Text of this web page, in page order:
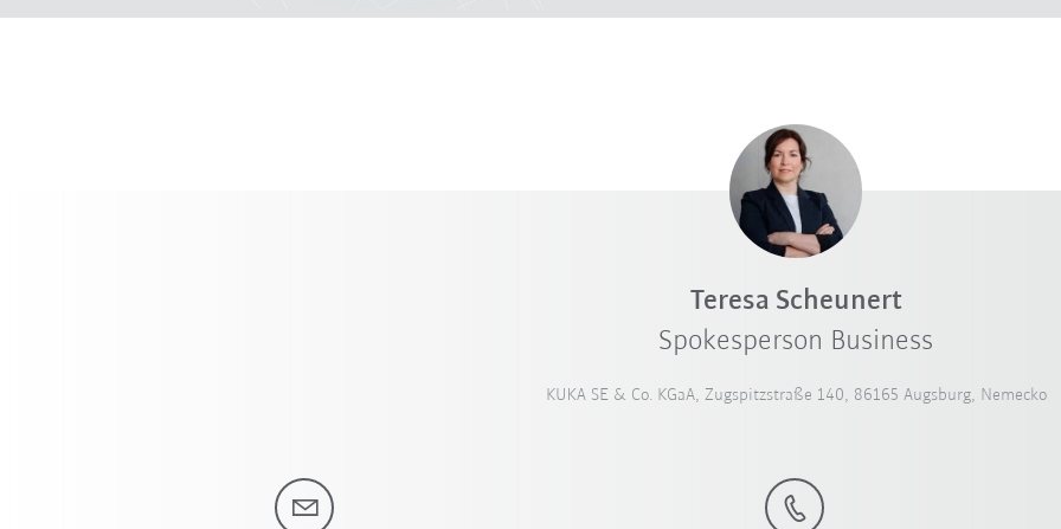
Teresa Scheunert
Spokesperson Business
KUKA SE & Co. KGaA, Zugspitzstraße 140, 86165 Augsburg, Nemecko